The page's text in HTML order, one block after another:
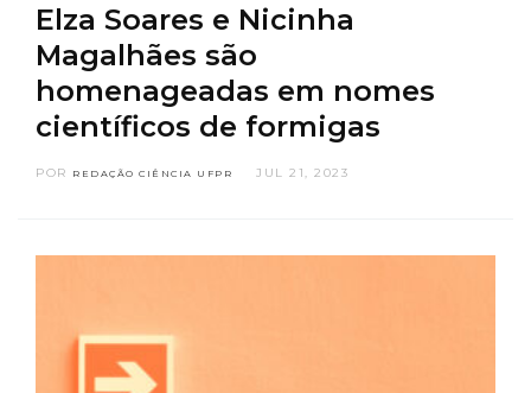
Elza Soares e Nicinha
Magalhães são
homenageadas em nomes
científicos de formigas
POR REDAÇÃO CIÊNCIA UFPR JUL 21, 2023